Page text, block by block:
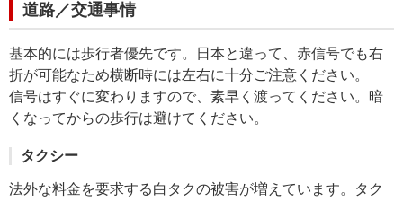
道路／交通事情
基本的には歩行者優先です。日本と違って、赤信号でも右
折が可能なため横断時には左右に十分ご注意ください。
信号はすぐに変わりますので、素早く渡ってください。暗
くなってからの歩行は避けてください。
タクシー
法外な料金を要求する白タクの被害が増えています。タク